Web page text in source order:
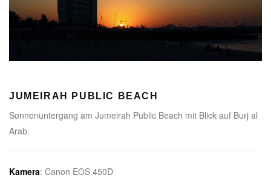
JUMEIRAH PUBLIC BEACH
Sonnenuntergang am Jumeirah Public Beach mit Blick auf Burj al
Arab.
Kamera: Canon EOS 450D